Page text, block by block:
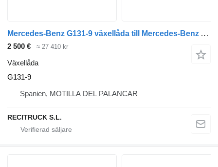
Mercedes-Benz G131-9 växellåda till Mercedes-Benz AXOR2 lastbil
2 500 € ≈ 27 410 kr
Växellåda
G131-9
Spanien, MOTILLA DEL PALANCAR
RECITRUCK S.L.